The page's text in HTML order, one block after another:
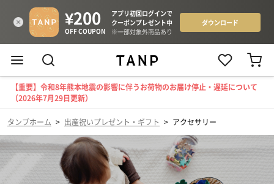
【重要】令和8年熊本地震の影響に伴うお荷物のお届け停止・遅延について
（2026年7月29日更新）
タンプホーム > 出産祝いプレゼント・ギフト > アクセサリー